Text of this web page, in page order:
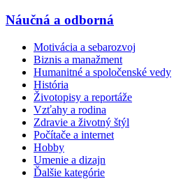
Náučná a odborná
Motivácia a sebarozvoj
Biznis a manažment
Humanitné a spoločenské vedy
História
Životopisy a reportáže
Vzťahy a rodina
Zdravie a životný štýl
Počítače a internet
Hobby
Umenie a dizajn
Ďalšie kategórie